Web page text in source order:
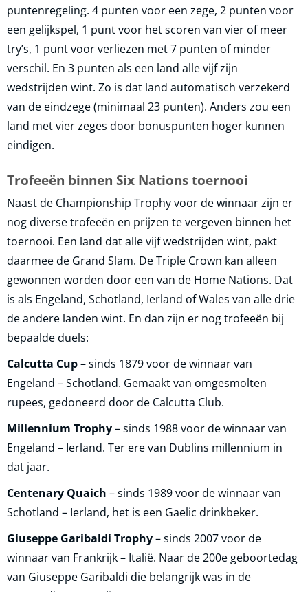
puntenregeling. 4 punten voor een zege, 2 punten voor
een gelijkspel, 1 punt voor het scoren van vier of meer
try’s, 1 punt voor verliezen met 7 punten of minder
verschil. En 3 punten als een land alle vijf zijn
wedstrijden wint. Zo is dat land automatisch verzekerd
van de eindzege (minimaal 23 punten). Anders zou een
land met vier zeges door bonuspunten hoger kunnen
eindigen.
Trofeeën binnen Six Nations toernooi
Naast de Championship Trophy voor de winnaar zijn er
nog diverse trofeeën en prijzen te vergeven binnen het
toernooi. Een land dat alle vijf wedstrijden wint, pakt
daarmee de Grand Slam. De Triple Crown kan alleen
gewonnen worden door een van de Home Nations. Dat
is als Engeland, Schotland, Ierland of Wales van alle drie
de andere landen wint. En dan zijn er nog trofeeën bij
bepaalde duels:
Calcutta Cup– sinds 1879 voor de winnaar van
Engeland – Schotland. Gemaakt van omgesmolten
rupees, gedoneerd door de Calcutta Club.
Millennium Trophy– sinds 1988 voor de winnaar van
Engeland – Ierland. Ter ere van Dublins millennium in
dat jaar.
Centenary Quaich – sinds 1989 voor de winnaar van
Schotland – Ierland, het is een Gaelic drinkbeker.
Giuseppe Garibaldi Trophy– sinds 2007 voor de
winnaar van Frankrijk – Italië. Naar de 200e geboortedag
van Giuseppe Garibaldi die belangrijk was in de